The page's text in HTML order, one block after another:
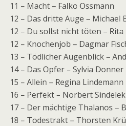
11 – Macht – Falko Ossmann
12 – Das dritte Auge – Michael
12 – Du sollst nicht töten –
12 – Knochenjob – Dagmar
13 – Tödlicher Augenblick –
14 – Das Opfer – Sylvia Donner
15 – Allein – Regina Lindemann
16 – Perfekt – Norbert Sindelek
17 – Der mächtige Thalanos –
18 – Todestrakt – Thorsten